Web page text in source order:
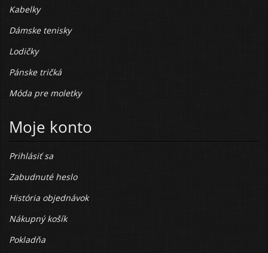
Kabelky
Dámske tenisky
Lodičky
Pánske tričká
Móda pre moletky
Moje konto
Prihlásiť sa
Zabudnuté heslo
História objednávok
Nákupný košík
Pokladňa